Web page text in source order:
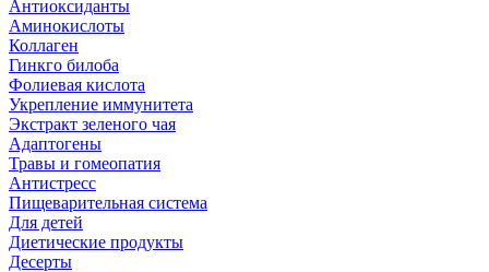
Антиоксиданты
Аминокислоты
Коллаген
Гинкго билоба
Фолиевая кислота
Укрепление иммунитета
Экстракт зеленого чая
Адаптогены
Травы и гомеопатия
Антистресс
Пищеварительная система
Для детей
Диетические продукты
Десерты